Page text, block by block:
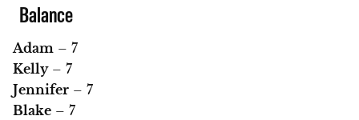
Balance
Adam – 7
Kelly– 7
Jennifer – 7
Blake – 7